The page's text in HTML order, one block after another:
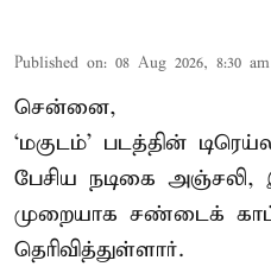
Published on: 08 Aug 2026, 8:30 am
சென்னை,
‘மகுடம்’ படத்தின்
பேசிய நடிகை அஞ்சலி,
முறையாக சண்டைக்
தெரிவித்துள்ளார்.